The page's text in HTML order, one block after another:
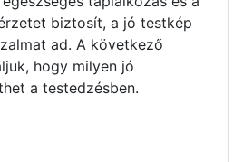
biztosít, a jó testkép
ad. A következő
hogy milyen jó
a testedzésben.